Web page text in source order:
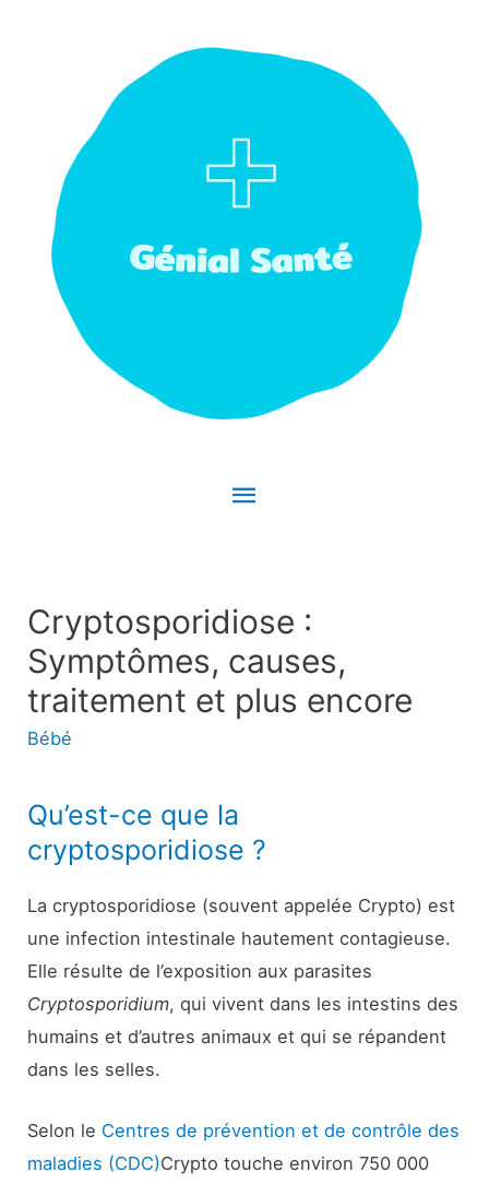
Menu
Cryptosporidiose :
Symptômes, causes,
traitement et plus encore
Bébé
Qu’est-ce que la
cryptosporidiose ?
La cryptosporidiose (souvent appelée Crypto) est
une infection intestinale hautement contagieuse.
Elle résulte de l’exposition aux parasites
Cryptosporidium, qui vivent dans les intestins des
humains et d’autres animaux et qui se répandent
dans les selles.
Selon le Centres de prévention et de contrôle des
maladies (CDC)Crypto touche environ 750 000